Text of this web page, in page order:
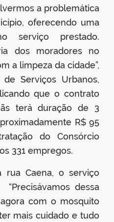
a problemática
oferecendo uma
serviço prestado.
dos moradores no
a limpeza da cidade”,
Serviços Urbanos,
que o contrato
terá duração de 3
R$ 95
do Consórcio
331 empregos.
rua Caena, o serviço
dessa
com o mosquito
mais cuidado e tudo